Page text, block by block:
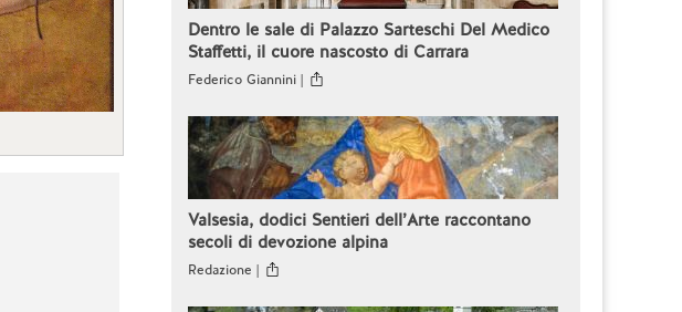
Dentro le sale di Palazzo Sarteschi Del Medico
Staffetti, il cuore nascosto di Carrara
Federico Giannini |
Valsesia, dodici Sentieri dell’Arte raccontano
secoli di devozione alpina
Redazione |